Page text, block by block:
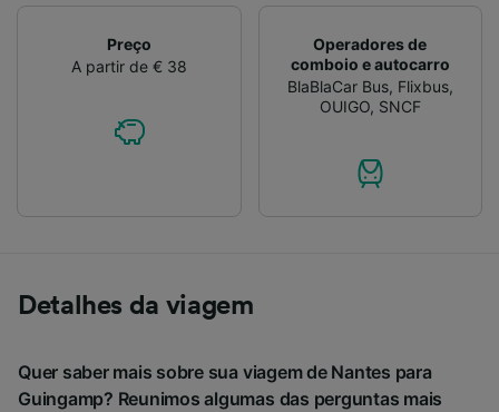
Preço
A partir de € 38
Operadores de
comboio e autocarro
BlaBlaCar Bus, Flixbus,
OUIGO, SNCF
Detalhes da viagem
Quer saber mais sobre sua viagem de Nantes para
Guingamp? Reunimos algumas das perguntas mais